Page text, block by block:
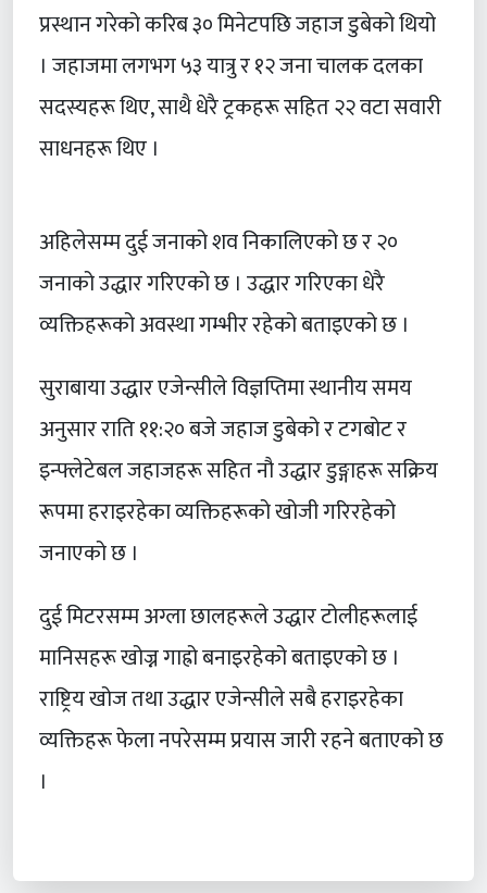
प्रस्थान गरेको करिब ३० मिनेटपछि जहाज डुबेको थियो
। जहाजमा लगभग ५३ यात्रु र १२ जना चालक दलका
सदस्यहरू थिए, साथै धेरै ट्रकहरू सहित २२ वटा सवारी
साधनहरू थिए ।
अहिलेसम्म दुई जनाको शव निकालिएको छ र २०
जनाको उद्धार गरिएको छ । उद्धार गरिएका धेरै
व्यक्तिहरूको अवस्था गम्भीर रहेको बताइएको छ ।
सुराबाया उद्धार एजेन्सीले विज्ञप्तिमा स्थानीय समय
अनुसार राति ११:२० बजे जहाज डुबेको र टगबोट र
इन्फ्लेटेबल जहाजहरू सहित नौ उद्धार डुङ्गाहरू सक्रिय
रूपमा हराइरहेका व्यक्तिहरूको खोजी गरिरहेको
जनाएको छ ।
दुई मिटरसम्म अग्ला छालहरूले उद्धार टोलीहरूलाई
मानिसहरू खोज्न गाह्रो बनाइरहेको बताइएको छ ।
राष्ट्रिय खोज तथा उद्धार एजेन्सीले सबै हराइरहेका
व्यक्तिहरू फेला नपरेसम्म प्रयास जारी रहने बताएको छ
।